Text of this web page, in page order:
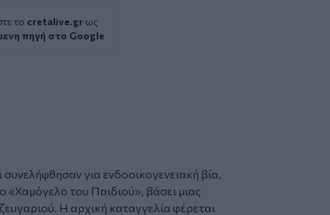
το cretalive.gr ως
πηγή στο Google
συνελήφθησαν για ενδοοικογενειακή βία,
«Χαμόγελο του Παιδιού», βάσει μιας
Η αρχική καταγγελία φέρεται